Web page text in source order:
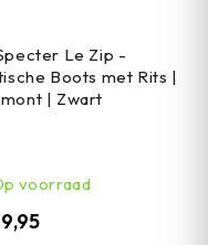
Le Zip -
Boots met Rits |
| Zwart
voorraad